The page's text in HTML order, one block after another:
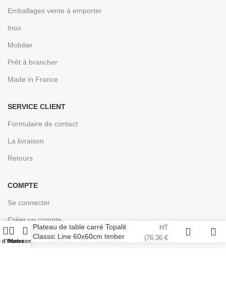
Emballages vente à emporter
Inox
Mobilier
Prêt à brancher
Made in France
SERVICE CLIENT
Formulaire de contact
La livraison
Retours
COMPTE
Se connecter
Créer un compte
d'envies
Panier
Mon compte
Plateau de table carré Topalit
Classic Line 60x60cm timber
HT
(76,36 €